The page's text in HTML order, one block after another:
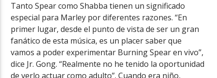
Tanto Spear como Shabba tienen un significado
especial para Marley por diferentes razones. “En
primer lugar, desde el punto de vista de ser un gran
fanático de esta música, es un placer saber que
vamos a poder experimentar Burning Spear en vivo”,
dice Jr. Gong. “Realmente no he tenido la oportunidad
de verlo actuar como adulto”. Cuando era niño,